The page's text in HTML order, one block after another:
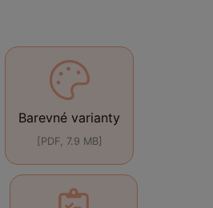
Barevné varianty
[PDF, 7.9 MB]